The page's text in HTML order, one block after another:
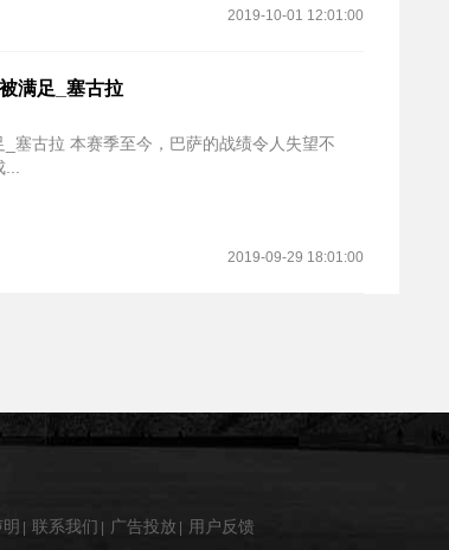
2019-10-01 12:01:00
满足_塞古拉
令人失望不
2019-09-29 18:01:00
联系我们 广告投放 用户反馈